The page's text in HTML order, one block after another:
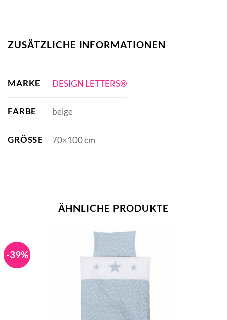
ZUSÄTZLICHE INFORMATIONEN
MARKE DESIGN LETTERS®
FARBE beige
GRÖSSE 70×100 cm
ÄHNLICHE PRODUKTE
-39%